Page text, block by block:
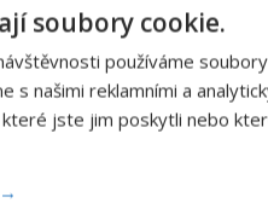
a brzy
studené
lidí. I my
obyvatelstva.
žil by o 20 minut
soubory cookie.
používáme
s našimi reklamními a
jste jim poskytli nebo